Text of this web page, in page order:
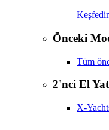
Önceki
Tüm
2'nci El
X-